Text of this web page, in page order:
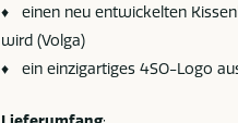
♦ einen neu entwickelten
wird (Volga)
♦ ein einzigartiges 4SO-Logo